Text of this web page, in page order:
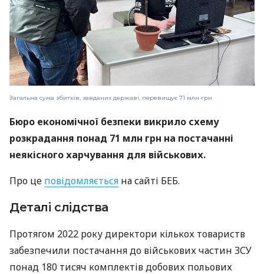
Загальна сума збитків, завданих державі, перевищує 71 млн грн
Бюро економічної безпеки викрило схему
розкрадання понад 71 млн грн на постачанні
неякісного харчування для військових.
Про це повідомляється на сайті БЕБ.
Деталі слідства
Протягом 2022 року директори кількох товариств
забезпечили постачання до військових частин ЗСУ
понад 180 тисяч комплектів добових польових